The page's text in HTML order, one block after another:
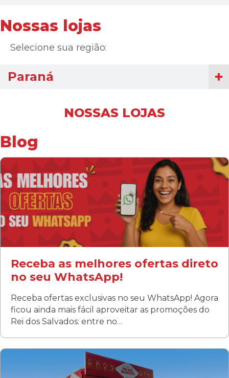
Nossas lojas
Selecione sua região:
Paraná
Fanny
Rua Albino Beatriz, 100 - Fanny, Curitiba –PR
NOSSAS LOJAS
Blog
Receba as melhores ofertas direto
no seu WhatsApp!
Receba ofertas exclusivas no seu WhatsApp! Agora
ficou ainda mais fácil aproveitar as promoções do
Rei dos Salvados: entre no…